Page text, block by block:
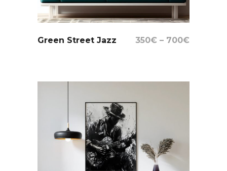
Select Options
Green Street Jazz 350€ – 700€